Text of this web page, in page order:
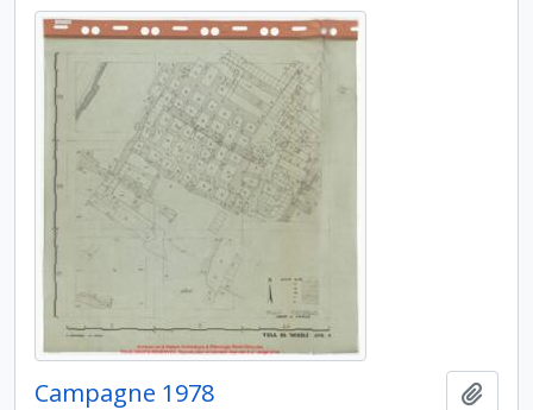
Campagne 1978